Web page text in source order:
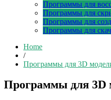
Программы для
Программы для
Программы для
Программы для
Home
/
Программы для 3D
Программы для 3D